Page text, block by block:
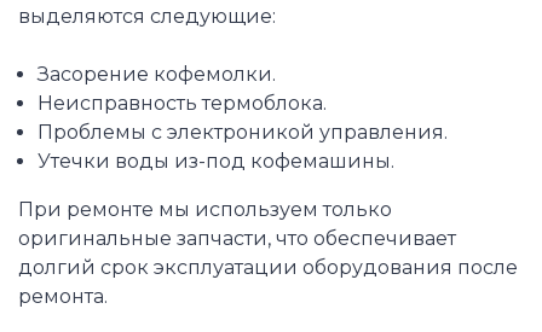
выделяются следующие:
Засорение кофемолки.
Неисправность термоблока.
Проблемы с электроникой управления.
Утечки воды из-под кофемашины.
При ремонте мы используем только
оригинальные запчасти, что обеспечивает
долгий срок эксплуатации оборудования после
ремонта.